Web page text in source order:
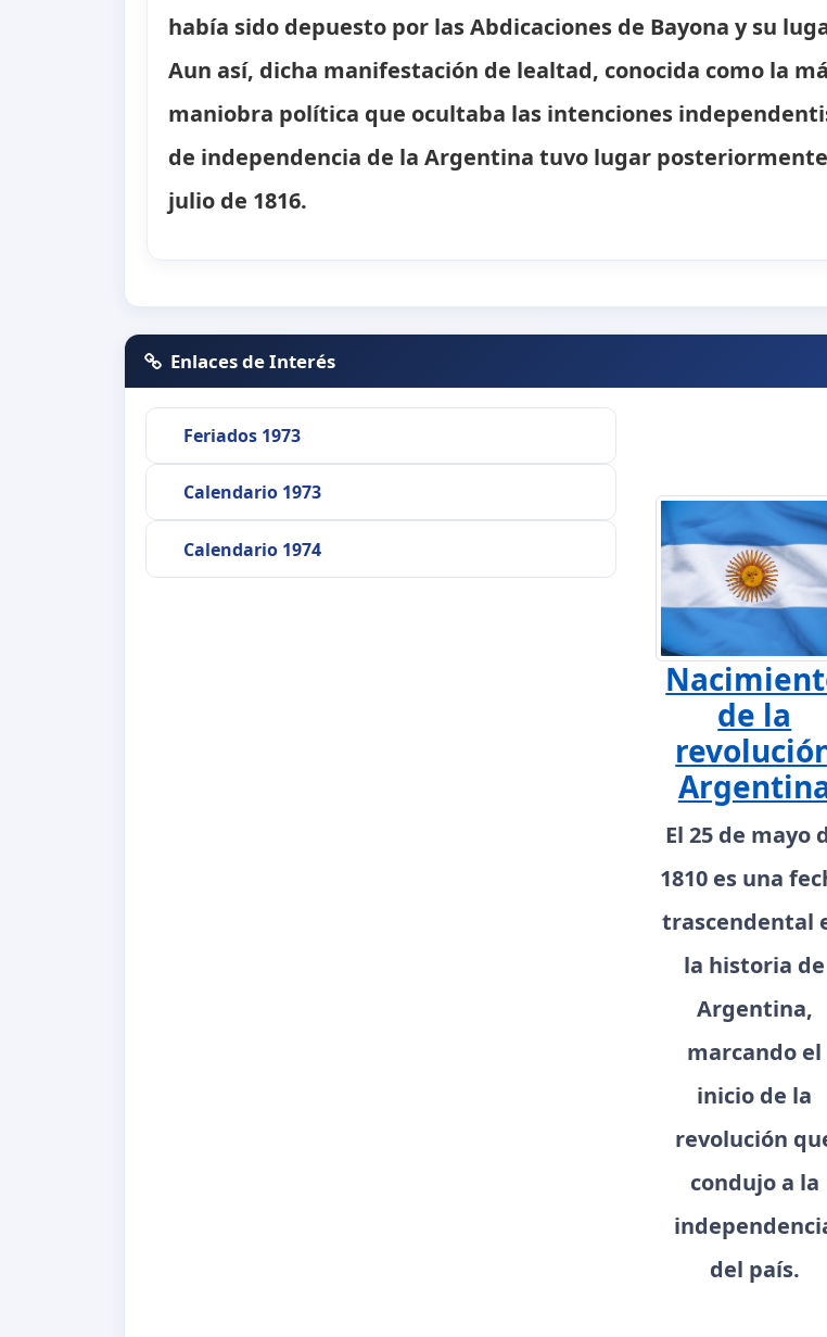
había sido depuesto por las Abdicaciones de Bayona y su
Aun así, dicha manifestación de lealtad, conocida como la
maniobra política que ocultaba las intenciones
de independencia de la Argentina tuvo lugar
julio de 1816.
Enlaces de Interés
Feriados 1973
Calendario 1973
Calendario 1974
de la
El 25 de mayo
1810 es una
trascendental
la historia de
Argentina,
marcando el
inicio de la
revolución
condujo a la
del país.